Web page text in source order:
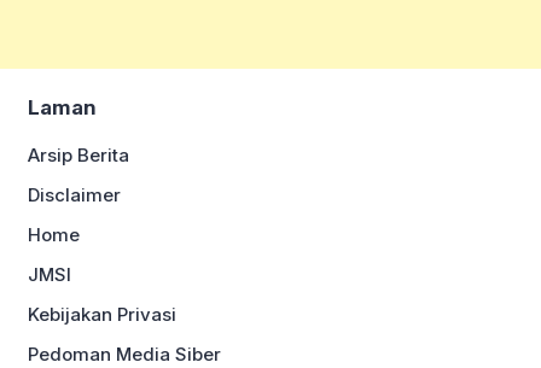
Laman
Arsip Berita
Disclaimer
Home
JMSI
Kebijakan Privasi
Pedoman Media Siber